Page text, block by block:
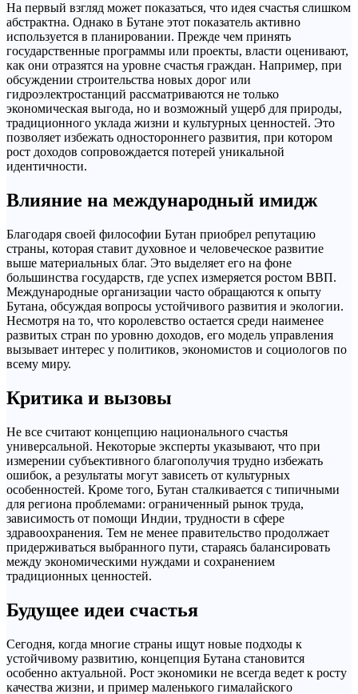
На первый взгляд может показаться, что идея счастья слишком
абстрактна. Однако в Бутане этот показатель активно
используется в планировании. Прежде чем принять
государственные программы или проекты, власти оценивают,
как они отразятся на уровне счастья граждан. Например, при
обсуждении строительства новых дорог или
гидроэлектростанций рассматриваются не только
экономическая выгода, но и возможный ущерб для природы,
традиционного уклада жизни и культурных ценностей. Это
позволяет избежать одностороннего развития, при котором
рост доходов сопровождается потерей уникальной
идентичности.
Влияние на международный имидж
Благодаря своей философии Бутан приобрел репутацию
страны, которая ставит духовное и человеческое развитие
выше материальных благ. Это выделяет его на фоне
большинства государств, где успех измеряется ростом ВВП.
Международные организации часто обращаются к опыту
Бутана, обсуждая вопросы устойчивого развития и экологии.
Несмотря на то, что королевство остается среди наименее
развитых стран по уровню доходов, его модель управления
вызывает интерес у политиков, экономистов и социологов по
всему миру.
Критика и вызовы
Не все считают концепцию национального счастья
универсальной. Некоторые эксперты указывают, что при
измерении субъективного благополучия трудно избежать
ошибок, а результаты могут зависеть от культурных
особенностей. Кроме того, Бутан сталкивается с типичными
для региона проблемами: ограниченный рынок труда,
зависимость от помощи Индии, трудности в сфере
здравоохранения. Тем не менее правительство продолжает
придерживаться выбранного пути, стараясь балансировать
между экономическими нуждами и сохранением
традиционных ценностей.
Будущее идеи счастья
Сегодня, когда многие страны ищут новые подходы к
устойчивому развитию, концепция Бутана становится
особенно актуальной. Рост экономики не всегда ведет к росту
качества жизни, и пример маленького гималайского